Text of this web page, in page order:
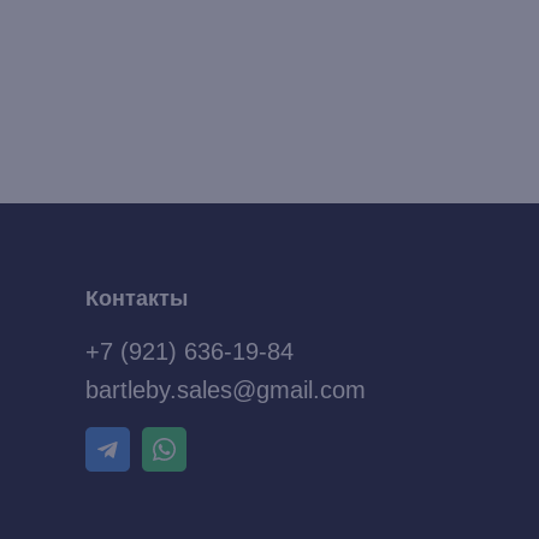
Контакты
+7 (921) 636-19-84
bartleby.sales@gmail.com